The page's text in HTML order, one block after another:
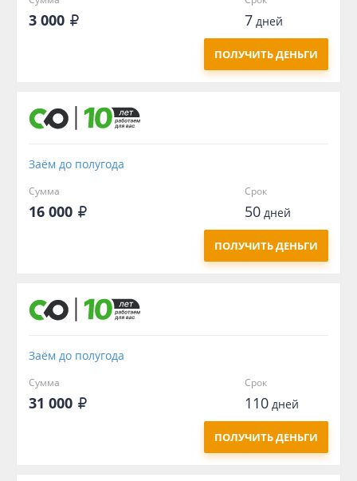
3 000 7дней
ПОЛУЧИТЬ ДЕНЬГИ
Заём до полугода
Сумма
16 000
Срок
50дней
ПОЛУЧИТЬ ДЕНЬГИ
Заём до полугода
Сумма
31 000
Срок
110дней
ПОЛУЧИТЬ ДЕНЬГИ